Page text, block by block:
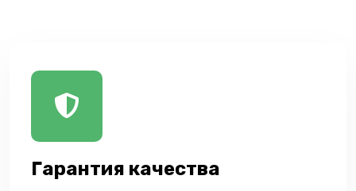
Гарантия качества